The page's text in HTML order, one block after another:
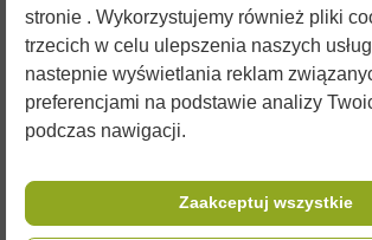
ceniącym sobie czas. Konstrukcja kosza
przekładanie ramek by odwirować obydwie
wbudowane w kosz są to szuflady
podtrzymuje sprężyna. Aby odwirować
wystarczy włączyć miodarkę by odwirować
potem odwrócić bieg wirowania by odwirować
zależności od kierunku wirowania odwróci
Konstrukcja miodarki jest usztywniona i
stronie . Wykorzystujemy również pliki
trzecich w celu ulepszenia naszych
nastepnie wyświetlania reklam
preferencjami na podstawie analizy
podczas nawigacji.
Zaakceptuj wszystkie